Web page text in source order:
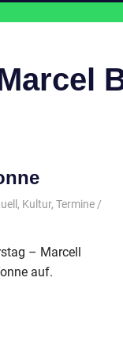
, Kultur, Termine/
– Marcell
auf.